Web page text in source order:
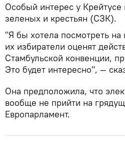
Особый интерес у
зеленых и крестьян (СЗК).
"Я бы хотела посмотреть на
их избиратели оценят
Стамбульской конвенции,
Это будет интересно", —
Она предположила, что
вообще не прийти на
Европарламент.